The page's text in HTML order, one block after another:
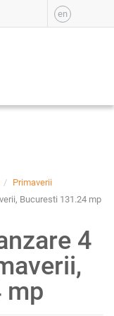
en
Primaverii
Bucuresti 131.24 mp
4
mp